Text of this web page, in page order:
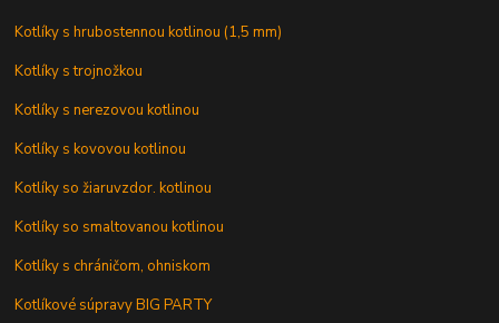
Kotlíky s hrubostennou kotlinou (1,5 mm)
Kotlíky s trojnožkou
Kotlíky s nerezovou kotlinou
Kotlíky s kovovou kotlinou
Kotlíky so žiaruvzdor. kotlinou
Kotlíky so smaltovanou kotlinou
Kotlíky s chráničom, ohniskom
Kotlíkové súpravy BIG PARTY